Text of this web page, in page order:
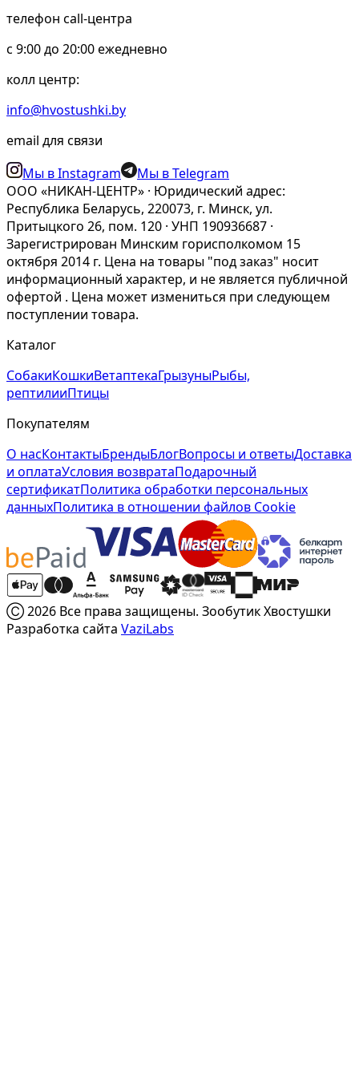
телефон call-центра
c 9:00 до 20:00 ежедневно
колл центр:
info@hvostushki.by
email для связи
Мы в Instagram
Мы в Telegram
ООО «НИКАН-ЦЕНТР» · Юридический адрес:
Республика Беларусь, 220073, г. Минск, ул.
Притыцкого 26, пом. 120 · УНП 190936687 ·
Зарегистрирован Минским горисполкомом 15
октября 2014 г. Цена на товары "под заказ" носит
информационный характер, и не является публичной
офертой . Цена может измениться при следующем
поступлении товара.
Каталог
СобакиКошкиВетаптекаГрызуныРыбы,
рептилииПтицы
Покупателям
О насКонтактыБрендыБлогВопросы и ответыДоставка
и оплатаУсловия возвратаПодарочный
сертификатПолитика обработки персональных
данныхПолитика в отношении файлов Cookie
Ⓒ 2026 Все права защищены. Зообутик Хвостушки
Разработка сайта VaziLabs